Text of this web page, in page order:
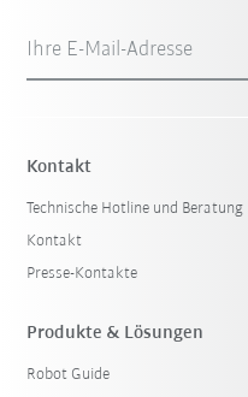
Ihre E-Mail-Adresse
Kontakt
Technische Hotline und Beratung
Kontakt
Presse-Kontakte
Produkte & Lösungen
Robot Guide